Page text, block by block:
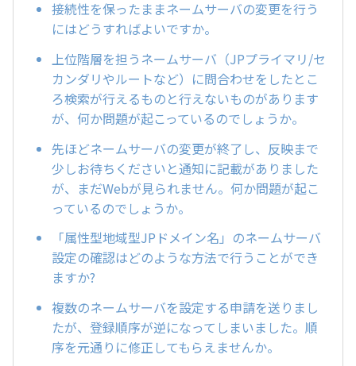
接続性を保ったままネームサーバの変更を行う
にはどうすればよいですか。
上位階層を担うネームサーバ（JPプライマリ/セ
カンダリやルートなど）に問合わせをしたとこ
ろ検索が行えるものと行えないものがあります
が、何か問題が起こっているのでしょうか。
先ほどネームサーバの変更が終了し、反映まで
少しお待ちくださいと通知に記載がありました
が、まだWebが見られません。何か問題が起こ
っているのでしょうか。
「属性型地域型JPドメイン名」のネームサーバ
設定の確認はどのような方法で行うことができ
ますか?
複数のネームサーバを設定する申請を送りまし
たが、登録順序が逆になってしまいました。順
序を元通りに修正してもらえませんか。